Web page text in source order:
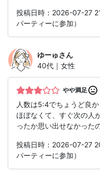
投稿日時：2026-07-27
パーティーに参加）
ゆーゅさん
40代｜女性
やや満足
人数は5:4でちょうど良
ほぼなくて、すぐ次の人
ったか思い出せなかった
投稿日時：2026-07-27
パーティーに参加）